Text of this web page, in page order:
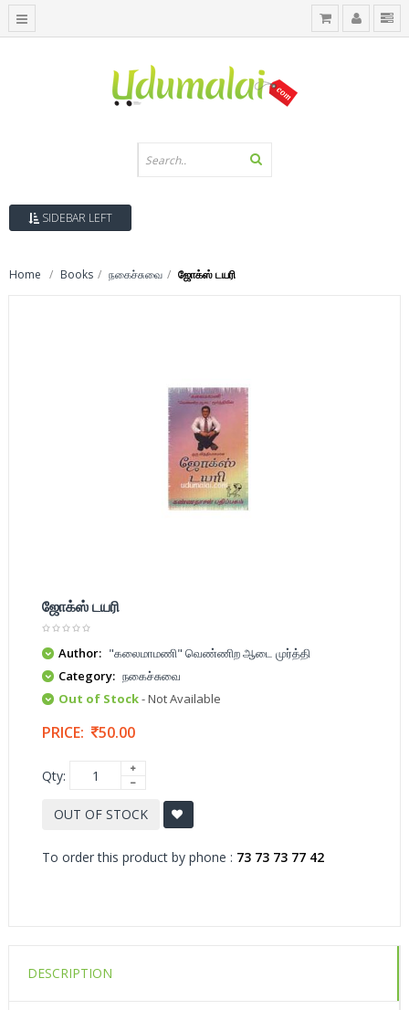
SIDEBAR LEFT
Home Books நகைச்சுவை ஜோக்ஸ் டயரி
ஜோக்ஸ் டயரி
Author: "கலைமாமணி" வெண்ணிற ஆடை முர்த்தி
Category: நகைச்சுவை
Out of Stock- Not Available
PRICE: 50.00
Qty:
OUT OF STOCK
To order this product by phone : 73 73 73 77 42
DESCRIPTION